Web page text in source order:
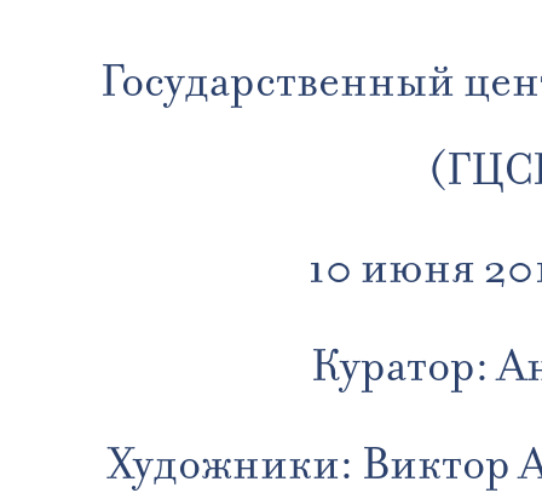
Государственный
10 июня
Куратор:
Художники: Виктор